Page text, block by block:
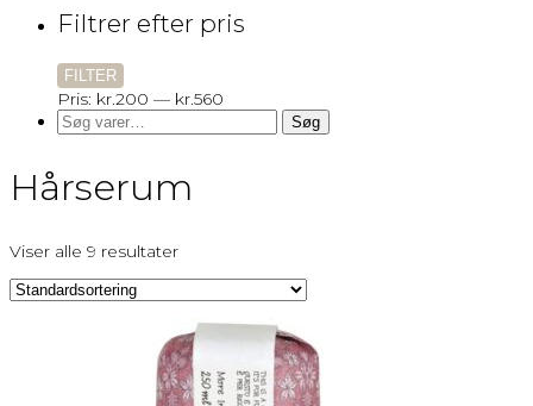
Filtrer efter pris
Mindste
pris
Højeste
pris
FILTER
Pris: kr.200 — kr.560
Søg
efter:
Søg
Hårserum
Viser alle 9 resultater